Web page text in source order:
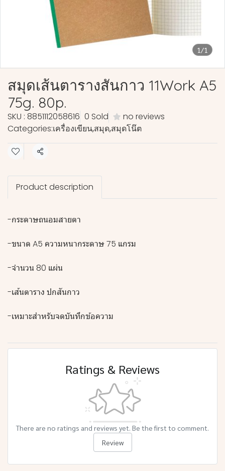
1/1
สมุดเส้นตารางสันกาว 11Work A5
75g. 80p.
SKU : 8851112058616 0 Sold
no reviews
Categories:เครื่องเขียน,สมุด,สมุดโน๊ต
Share
Product description
-กระดาษถนอมสายตา
-ขนาด A5 ความหนากระดาษ 75 แกรม
-จำนวน 80 แผ่น
-เส้นตาราง ปกสันกาว
-เหมาะสำหรับจดบันทึกข้อความ
Ratings & Reviews
There are no ratings and reviews yet. Be the first to comment.
Review